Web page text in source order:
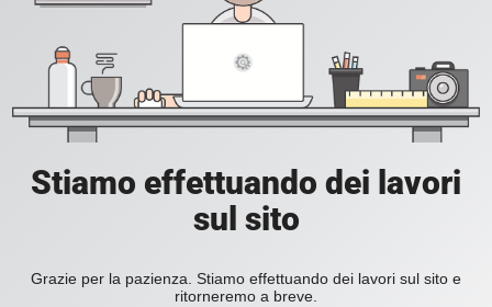
Stiamo effettuando dei lavori
sul sito
Grazie per la pazienza. Stiamo effettuando dei lavori sul sito e
ritorneremo a breve.